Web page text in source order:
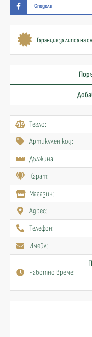
Сподели
Гаранция за липса на
Тегло:
Артикулен код:
Дължина:
Карат:
Mагазин:
Адрес:
Телефон:
Имейл:
Работно време: